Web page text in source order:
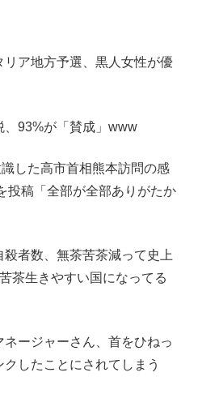
リア地方予選、黒人女性が優
、93%が「賛成」www
した高市首相熊本訪問の感
投稿「全部が全部ありがたか
殺者数、無茶苦茶減って史上
茶生きやすい国になってる
ネージャーさん、首をひねっ
したことにされてしまう